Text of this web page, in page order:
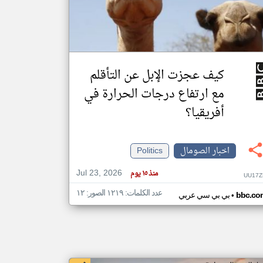
اخبار الصومال على مدار الساعة
أهم اخبار الصومال العاجلة والمباشرة
كيف عجزت الإبل عن التأقلم
مع ارتفاع درجات الحرارة في
أفريقيا؟
اخبار الصومال
Politics
Jul 23, 2026
منذ ١٥ يوم
بي بي سي عربي• عدد الكلمات: ١٢١٩ الصور: ١٢
klyoum.com